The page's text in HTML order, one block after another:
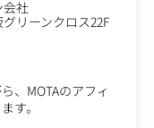
策の企画・推進
ション施策の企画
ィブ活用の企画設
会社
リーンクロス22F
、MOTAのアフィ
す。